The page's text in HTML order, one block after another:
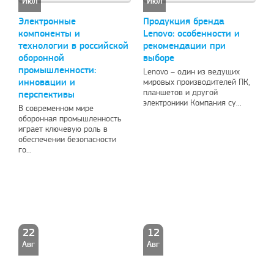
пост
Рады предложить вашему
вниманию решение проблем с
оплатой зарубежных услуг…
Электронные
компоненты и
технологии в российской
оборонной
промышленности:
инновации и
перспективы
В современном мире
оборонная промышленность
играет ключевую роль в
обеспечении безопасности
го...
Продукция бренда
Lenovo: особенности и
рекомендации при
выборе
Lenovo – один из ведущих
мировых производителей ПК,
планшетов и другой
электроники Компания су...
22
Авг
12
Авг